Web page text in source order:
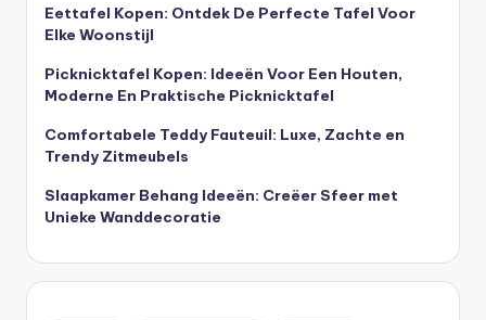
Eettafel Kopen: Ontdek De Perfecte Tafel Voor
Elke Woonstijl
Picknicktafel Kopen: Ideeën Voor Een Houten,
Moderne En Praktische Picknicktafel
Comfortabele Teddy Fauteuil: Luxe, Zachte en
Trendy Zitmeubels
Slaapkamer Behang Ideeën: Creëer Sfeer met
Unieke Wanddecoratie